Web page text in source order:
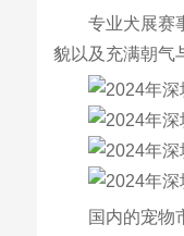
专业犬展赛
貌以及充满朝气
国内的宠物